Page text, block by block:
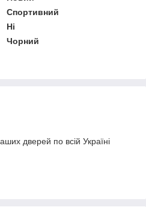
Спортивний
Ні
Чорний
дверей по всій Україні